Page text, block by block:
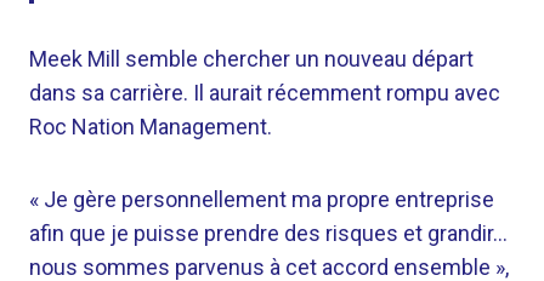
Meek Mill semble chercher un nouveau départ
dans sa carrière. Il aurait récemment rompu avec
Roc Nation Management.
« Je gère personnellement ma propre entreprise
afin que je puisse prendre des risques et grandir…
nous sommes parvenus à cet accord ensemble »,